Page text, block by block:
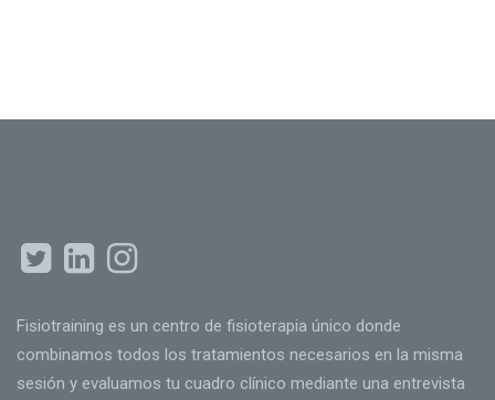
Fisiotraining es un centro de fisioterapia único donde
combinamos todos los tratamientos necesarios en la misma
sesión y evaluamos tu cuadro clínico mediante una entrevista